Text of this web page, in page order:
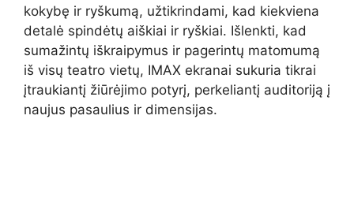
kokybę ir ryškumą, užtikrindami, kad kiekviena
detalė spindėtų aiškiai ir ryškiai. Išlenkti, kad
sumažintų iškraipymus ir pagerintų matomumą
iš visų teatro vietų, IMAX ekranai sukuria tikrai
įtraukiantį žiūrėjimo potyrį, perkeliantį auditoriją į
naujus pasaulius ir dimensijas.